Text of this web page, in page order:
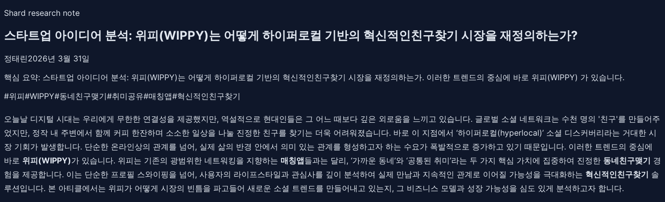
Shard research note
스타트업 아이디어 분석: 위피(WIPPY)는 어떻게 하이퍼로컬 기반의 혁신적인친구찾기 시장을 재정의하는가?
정태린2026년 3월 31일
핵심 요약: 스타트업 아이디어 분석: 위피(WIPPY)는 어떻게 하이퍼로컬 기반의 혁신적인친구찾기 시장을 재정의하는가. 이러한 트렌드의 중심에 바로 위피(WIPPY) 가 있습니다.
#위피#WIPPY#동네친구맺기#취미공유#매칭앱#혁신적인친구찾기
오늘날 디지털 시대는 우리에게 무한한 연결성을 제공했지만, 역설적으로 현대인들은 그 어느 때보다 깊은 외로움을 느끼고 있습니다. 글로벌 소셜 네트워크는 수천 명의 '친구'를 만들어주
었지만, 정작 내 주변에서 함께 커피 한잔하며 소소한 일상을 나눌 진정한 친구를 찾기는 더욱 어려워졌습니다. 바로 이 지점에서 ‘하이퍼로컬(hyperlocal)’ 소셜 디스커버리라는 거대한 시
장 기회가 발생합니다. 단순한 온라인상의 관계를 넘어, 실제 삶의 반경 안에서 의미 있는 관계를 형성하고자 하는 수요가 폭발적으로 증가하고 있기 때문입니다. 이러한 트렌드의 중심에
바로 위피(WIPPY)가 있습니다. 위피는 기존의 광범위한 네트워킹을 지향하는 매칭앱들과는 달리, ‘가까운 동네’와 ‘공통된 취미’라는 두 가지 핵심 가치에 집중하여 진정한 동네친구맺기 경
험을 제공합니다. 이는 단순한 프로필 스와이핑을 넘어, 사용자의 라이프스타일과 관심사를 깊이 분석하여 실제 만남과 지속적인 관계로 이어질 가능성을 극대화하는 혁신적인친구찾기 솔
루션입니다. 본 아티클에서는 위피가 어떻게 시장의 빈틈을 파고들어 새로운 소셜 트렌드를 만들어내고 있는지, 그 비즈니스 모델과 성장 가능성을 심도 있게 분석하고자 합니다.